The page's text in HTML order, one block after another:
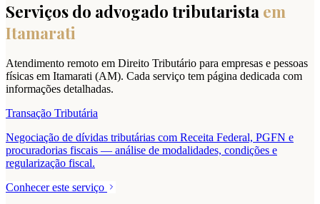
Serviços do advogado tributarista em
Itamarati
Atendimento remoto em Direito Tributário para empresas e pessoas
físicas em Itamarati (AM). Cada serviço tem página dedicada com
informações detalhadas.
Transação Tributária
Negociação de dívidas tributárias com Receita Federal, PGFN e
procuradorias fiscais — análise de modalidades, condições e
regularização fiscal.
Conhecer este serviço